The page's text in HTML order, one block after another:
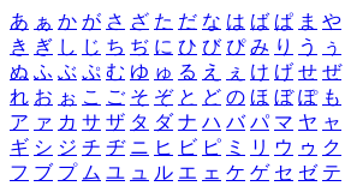
あ ぁ か が さ ざ た だ な は ば ぱ ま や
き ぎ し じ ち ぢ に ひ び ぴ み り う ぅ
ぬ ふ ぶ ぷ む ゆ ゅ る え ぇ け げ せ ぜ
れ お ぉ こ ご そ ぞ と ど の ほ ぼ ぽ も
ア ァ カ サ ザ タ ダ ナ ハ バ パ マ ヤ ャ
ギ シ ジ チ ヂ ニ ヒ ビ ピ ミ リ ウ ゥ ク
フ ブ プ ム ユ ュ ル エ ェ ケ ゲ セ ゼ テ